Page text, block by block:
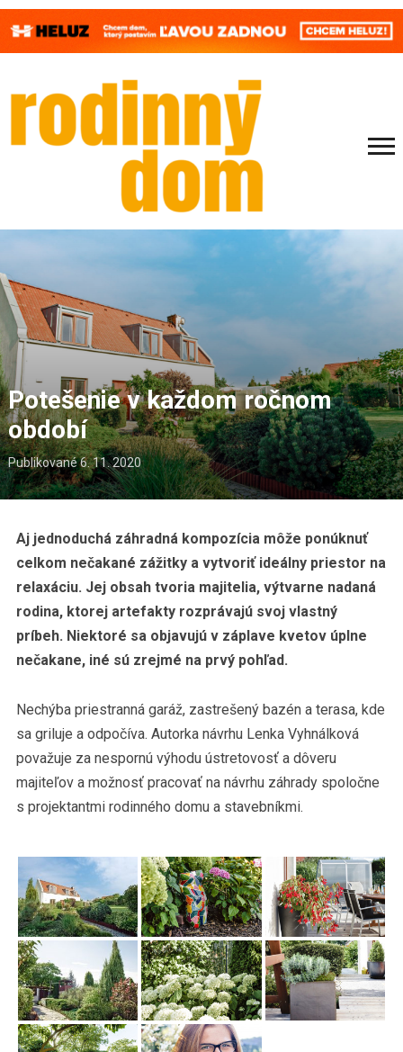
Potešenie v každom ročnom
období
Publikované6. 11. 2020
Aj jednoduchá záhradná kompozícia môže ponúknuť
celkom nečakané zážitky a vytvoriť ideálny priestor na
relaxáciu. Jej obsah tvoria majitelia, výtvarne nadaná
rodina, ktorej artefakty rozprávajú svoj vlastný
príbeh. Niektoré sa objavujú v záplave kvetov úplne
nečakane, iné sú zrejmé na prvý pohľad.
Nechýba priestranná garáž, zastrešený bazén a terasa, kde
sa griluje a odpočíva. Autorka návrhu Lenka Vyhnálková
považuje za nespornú výhodu ústretovosť a dôveru
majiteľov a možnosť pracovať na návrhu záhrady spoločne
s projektantmi rodinného domu a stavebníkmi.